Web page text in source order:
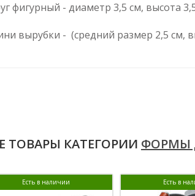
фигурный - диаметр 3,5 см, высота
вырубки - (средний размер 2,5 см,
ТОВАРЫ КАТЕГОРИИ ФОРМЫ
Есть в наличии Есть в